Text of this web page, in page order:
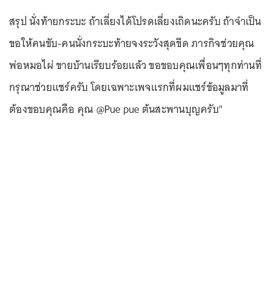
สรุป นั่งท้ายกระบะ ถ้าเลี่ยงได้โปรดเลี่ยงเถิดนะครับ ถ้าจำเป็น
ขอให้คนขับ-คนนั่งกระบะท้ายจงระวังสุดขีด ภารกิจช่วยคุณ
พ่อหมอไผ่ ขายบ้านเรียบร้อยแล้ว ขอขอบคุณเพื่อนๆทุกท่านที่
กรุณาช่วยแชร์ครับ โดยเฉพาะเพจแรกที่ผมแชร์ข้อมูลมาที่
ต้องขอบคุณคือ คุณ @Pue pue ต้นสะพานบุญครับ"